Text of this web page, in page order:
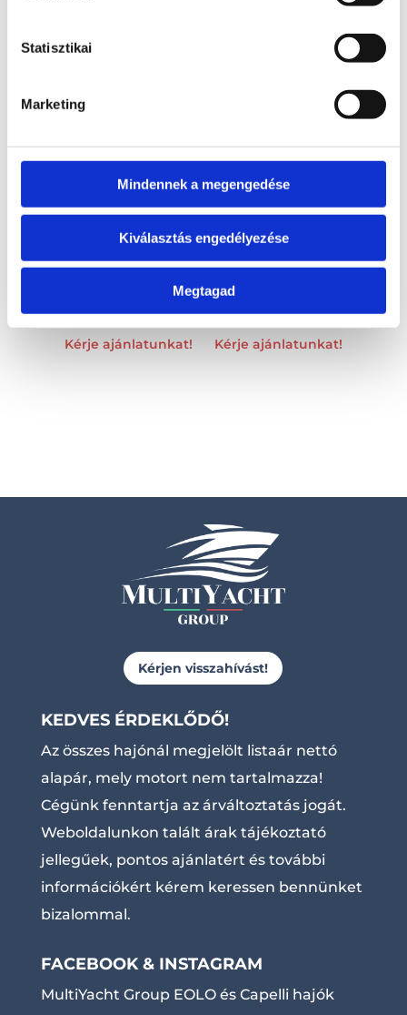
Statisztikai
Marketing
Mindennek a megengedése
Kiválasztás engedélyezése
Megtagad
C44
Kérje ajánlatunkat!
C42
Kérje ajánlatunkat!
Kérjen visszahívást!
KEDVES ÉRDEKLŐDŐ!
Az összes hajónál megjelölt listaár nettó
alapár, mely motort nem tartalmazza!
Cégünk fenntartja az árváltoztatás jogát.
Weboldalunkon talált árak tájékoztató
jellegűek, pontos ajánlatért és további
információkért kérem keressen bennünket
bizalommal.
FACEBOOK & INSTAGRAM
MultiYacht Group EOLO és Capelli hajók